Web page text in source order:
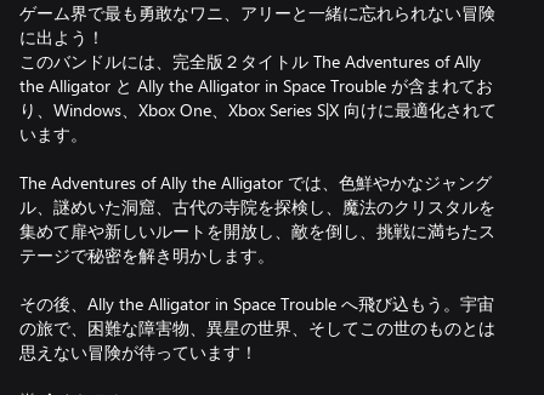
ゲーム界で最も勇敢なワニ、アリーと一緒に忘れられない冒険
に出よう！
このバンドルには、完全版２タイトル The Adventures of Ally
the Alligator と Ally the Alligator in Space Trouble が含まれてお
り、Windows、Xbox One、Xbox Series S|X 向けに最適化されて
います。
The Adventures of Ally the Alligator では、色鮮やかなジャング
ル、謎めいた洞窟、古代の寺院を探検し、魔法のクリスタルを
集めて扉や新しいルートを開放し、敵を倒し、挑戦に満ちたス
テージで秘密を解き明かします。
その後、Ally the Alligator in Space Trouble へ飛び込もう。宇宙
の旅で、困難な障害物、異星の世界、そしてこの世のものとは
思えない冒険が待っています！